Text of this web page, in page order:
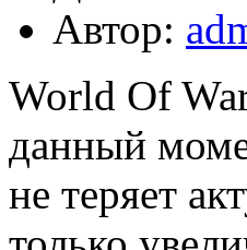
Автор:
World Of
данный
не теряет